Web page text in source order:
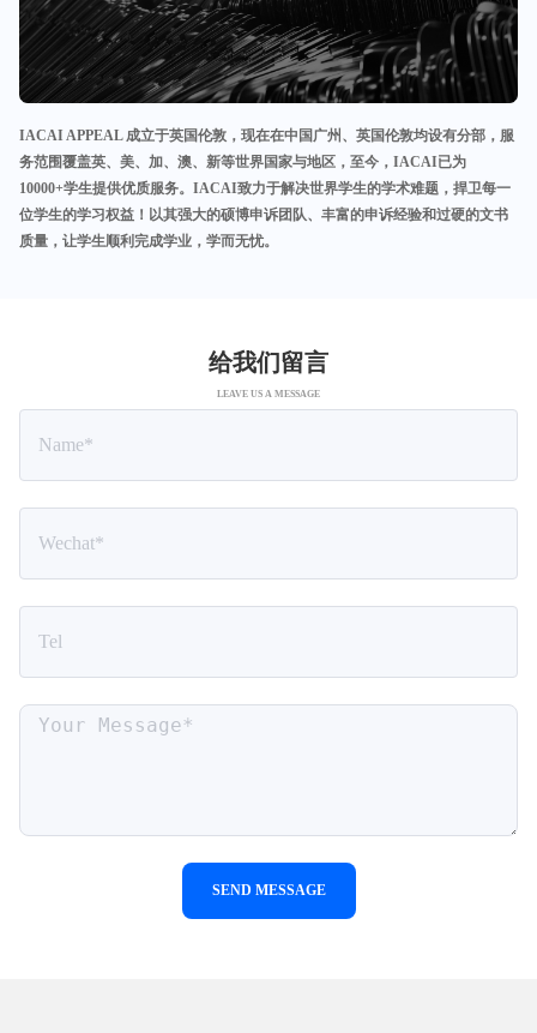
IACAI APPEAL 成立于英国伦敦，现在在中国广州、英国伦敦均设有分部，服
务范围覆盖英、美、加、澳、新等世界国家与地区，至今，IACAI已为
10000+学生提供优质服务。IACAI致力于解决世界学生的学术难题，捍卫每一
位学生的学习权益！以其强大的硕博申诉团队、丰富的申诉经验和过硬的文书
质量，让学生顺利完成学业，学而无忧。
给我们留言
LEAVE US A MESSAGE
SEND MESSAGE